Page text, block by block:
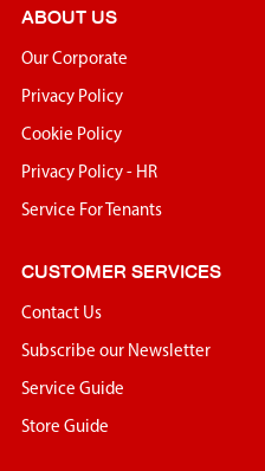
ABOUT US
Our Corporate
Privacy Policy
Cookie Policy
Privacy Policy - HR
Service For Tenants
CUSTOMER SERVICES
Contact Us
Subscribe our Newsletter
Service Guide
Store Guide